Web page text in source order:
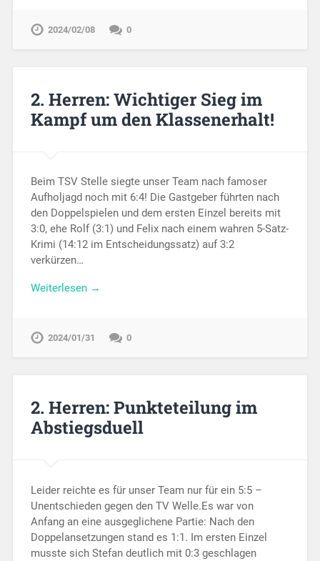
2024/02/08 0
2. Herren: Wichtiger Sieg im
Kampf um den Klassenerhalt!
Beim TSV Stelle siegte unser Team nach famoser
Aufholjagd noch mit 6:4! Die Gastgeber führten nach
den Doppelspielen und dem ersten Einzel bereits mit
3:0, ehe Rolf (3:1) und Felix nach einem wahren 5-Satz-
Krimi (14:12 im Entscheidungssatz) auf 3:2
verkürzen…
Weiterlesen →
2024/01/31 0
2. Herren: Punkteteilung im
Abstiegsduell
Leider reichte es für unser Team nur für ein 5:5 –
Unentschieden gegen den TV Welle.Es war von
Anfang an eine ausgeglichene Partie: Nach den
Doppelansetzungen stand es 1:1. Im ersten Einzel
musste sich Stefan deutlich mit 0:3 geschlagen